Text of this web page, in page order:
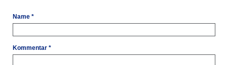
Name *
Kommentar *